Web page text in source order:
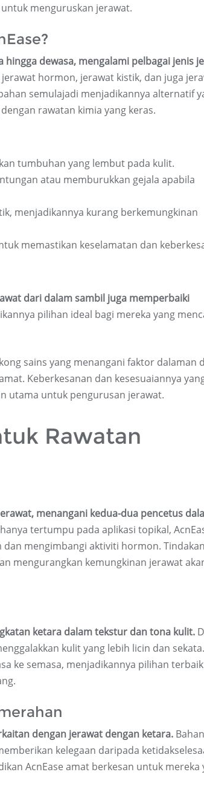
menguruskan jerawat.
dewasa, mengalami pelbagai jenis
hormon, jerawat kistik, dan juga
semulajadi menjadikannya alternatif
rawatan kimia yang keras.
tumbuhan yang lembut pada kulit.
atau memburukkan gejala apabila
menjadikannya kurang berkemungkinan
memastikan keselamatan dan
dari dalam sambil juga memperbaiki
pilihan ideal bagi mereka yang
sains yang menangani faktor dalaman
Keberkesanan dan kesesuaiannya
utama untuk pengurusan jerawat.
Rawatan
menangani kedua-dua pencetus
tertumpu pada aplikasi topikal,
mengimbangi aktiviti hormon.
mengurangkan kemungkinan jerawat
ketara dalam tekstur dan tona kulit.
kulit yang lebih licin dan
ke semasa, menjadikannya pilihan
dengan jerawat dengan ketara.
kelegaan daripada
AcnEase amat berkesan untuk mereka